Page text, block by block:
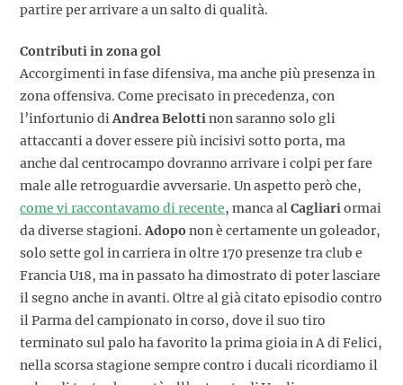
partire per arrivare a un salto di qualità.
Contributi in zona gol
Accorgimenti in fase difensiva, ma anche più presenza in
zona offensiva. Come precisato in precedenza, con
l’infortunio diAndrea Belottinon saranno solo gli
attaccanti a dover essere più incisivi sotto porta, ma
anche dal centrocampo dovranno arrivare i colpi per fare
male alle retroguardie avversarie. Un aspetto però che,
come vi raccontavamo di recente, manca alCagliariormai
da diverse stagioni.Adopo non è certamente un goleador,
solo sette gol in carriera in oltre 170 presenze tra club e
Francia U18, ma in passato ha dimostrato di poter lasciare
il segno anche in avanti. Oltre al già citato episodio contro
il Parma del campionato in corso, dove il suo tiro
terminato sul palo ha favorito la prima gioia in A di Felici,
nella scorsa stagione sempre contro i ducali ricordiamo il